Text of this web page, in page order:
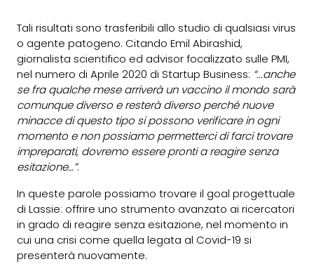
Tali risultati sono trasferibili allo studio di qualsiasi virus
o agente patogeno. Citando Emil Abirashid,
giornalista scientifico ed advisor focalizzato sulle PMI,
nel numero di Aprile 2020 di Startup Business: “...anche
se fra qualche mese arriverà un vaccino il mondo sarà
comunque diverso e resterà diverso perché nuove
minacce di questo tipo si possono verificare in ogni
momento e non possiamo permetterci di farci trovare
impreparati, dovremo essere pronti a reagire senza
esitazione…”.
In queste parole possiamo trovare il goal progettuale
di Lassie: offrire uno strumento avanzato ai ricercatori
in grado di reagire senza esitazione, nel momento in
cui una crisi come quella legata al Covid-19 si
presenterà nuovamente.